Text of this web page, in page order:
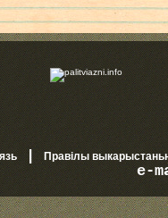
|Правілы
e-